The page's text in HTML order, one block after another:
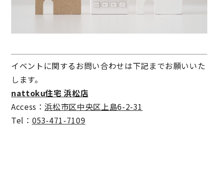
納得リフォームスタジオ nattoku リノベ
分譲住宅･不動産
イベントに関するお問い合わせは下記までお願いいた
します。
nattoku住宅 浜松店
Access： 浜松市区中央区上島6-2-31
Tel： 053-471-7109